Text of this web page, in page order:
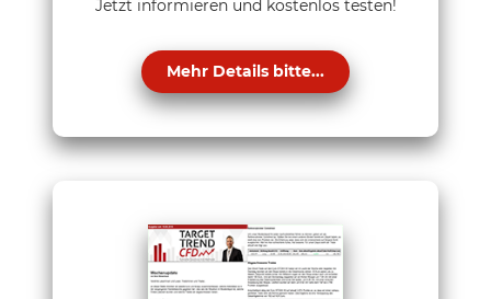
Jetzt informieren und kostenlos testen!
Mehr Details bitte...